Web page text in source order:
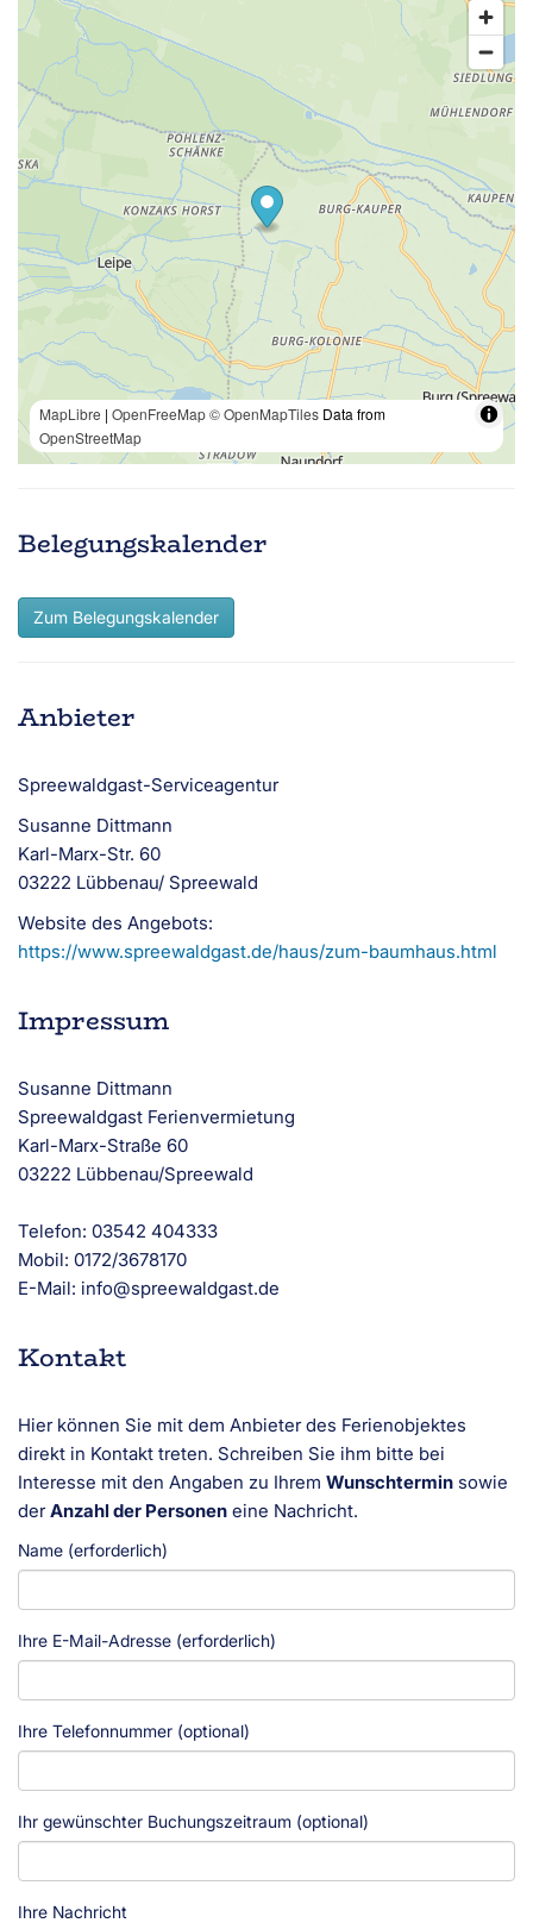
MapLibre | OpenFreeMap© OpenMapTiles Data from
OpenStreetMap
Belegungskalender
Zum Belegungskalender
Anbieter
Spreewaldgast-Serviceagentur
Susanne Dittmann
Karl-Marx-Str. 60
03222 Lübbenau/ Spreewald
Website des Angebots:
https://www.spreewaldgast.de/haus/zum-baumhaus.html
Impressum
Susanne Dittmann
Spreewaldgast Ferienvermietung
Karl-Marx-Straße 60
03222 Lübbenau/Spreewald
Telefon: 03542 404333
Mobil: 0172/3678170
E-Mail: info@spreewaldgast.de
Kontakt
Hier können Sie mit dem Anbieter des Ferienobjektes
direkt in Kontakt treten. Schreiben Sie ihm bitte bei
Interesse mit den Angaben zu Ihrem Wunschtermin sowie
derAnzahl der Personen eine Nachricht.
Name (erforderlich)
Ihre E-Mail-Adresse (erforderlich)
Ihre Telefonnummer (optional)
Ihr gewünschter Buchungszeitraum (optional)
Ihre Nachricht